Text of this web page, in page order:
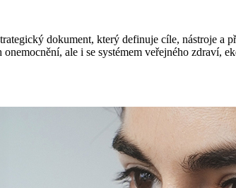
dokument, který definuje cíle, nástroje
ale i se systémem veřejného